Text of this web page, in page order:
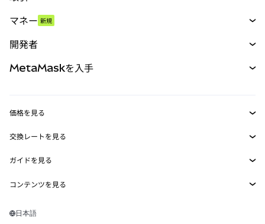
パーペチュアル
RWA
マネー 新規
開発者
MetaMask Connect
Snaps
Web3サービス
MetaMaskを入手
セキュリティ
サポート
キャリア
価格を見る
イーサリアムの価格
Solanaの価格
Tetherの価格
交換レートを見る
ETH→USD
USDT→INR
BTC→INR
ガイドを見る
ETHの購入
コンテンツを見る
Solanaウォレット
日本語